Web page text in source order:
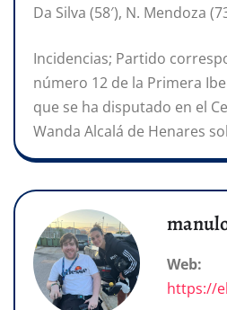
Da Silva (58′), N. Mendoza
Incidencias; Partido
número 12 de la Primera
que se ha disputado en el
Wanda Alcalá de Henares
Web:
https://